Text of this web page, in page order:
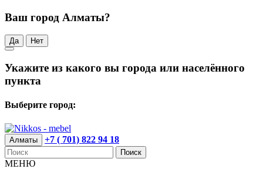
Ваш город Алматы?
Да Нет
Укажите из какого вы города или населённого
пункта
Выберите город:
Алматы +7 ( 701) 822 94 18
Поиск
МЕНЮ